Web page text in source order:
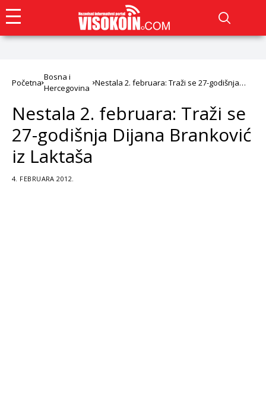
Početna
Bosna i
Hercegovina
Nestala 2. februara: Traži se 27-godišnja
Nestala 2. februara: Traži se
27-godišnja Dijana Branković
iz Laktaša
4. FEBRUARA 2012.